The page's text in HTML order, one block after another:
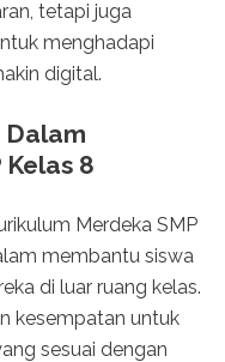
tetapi juga
menghadapi
digital.
Dalam
8
Merdeka SMP
membantu siswa
di luar ruang kelas.
kesempatan untuk
sesuai dengan